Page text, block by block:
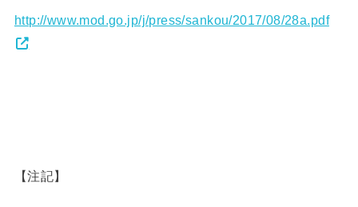
http://www.mod.go.jp/j/press/sankou/2017/08/28a.pdf
【注記】